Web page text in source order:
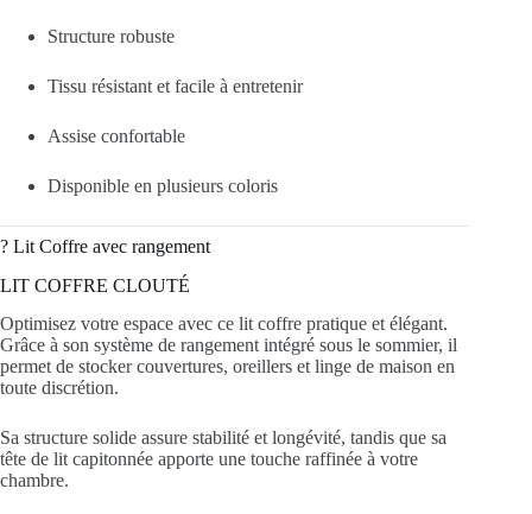
Structure robuste
Tissu résistant et facile à entretenir
Assise confortable
Disponible en plusieurs coloris
?️ Lit Coffre avec rangement
LIT COFFRE CLOUTÉ
Optimisez votre espace avec ce lit coffre pratique et élégant.
Grâce à son système de rangement intégré sous le sommier, il
permet de stocker couvertures, oreillers et linge de maison en
toute discrétion.
Sa structure solide assure stabilité et longévité, tandis que sa
tête de lit capitonnée apporte une touche raffinée à votre
chambre.